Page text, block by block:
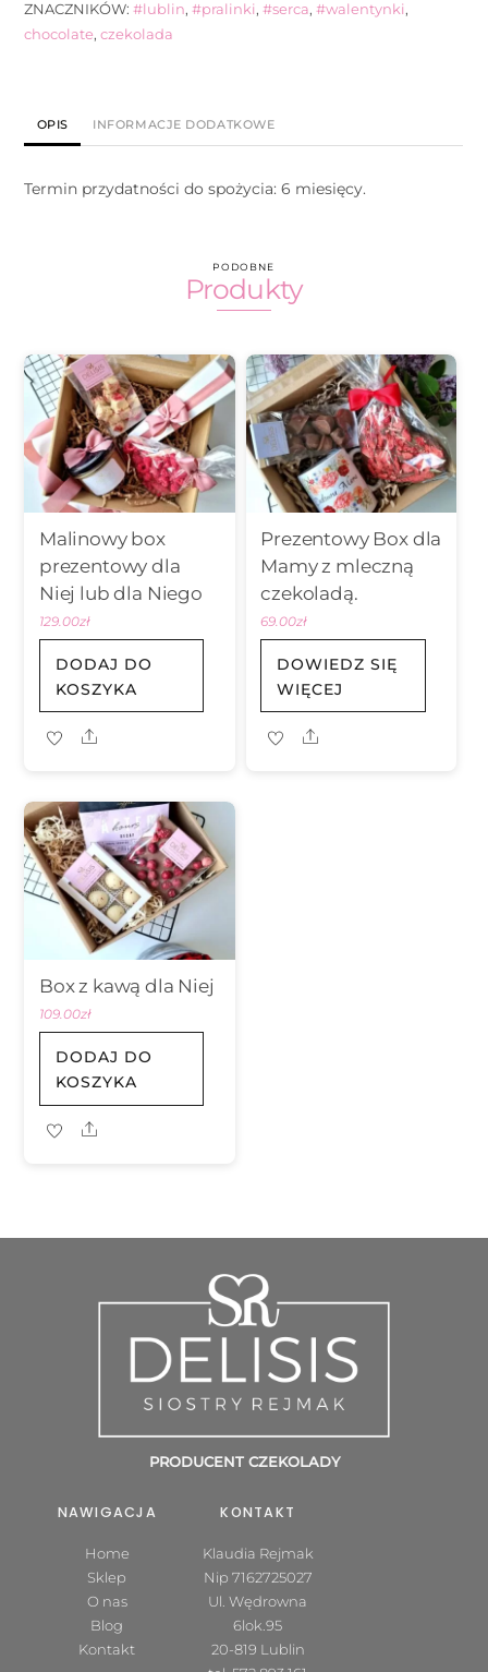
ZNACZNIKÓW:#lublin,#pralinki,#serca,#walentynki,
chocolate,czekolada
OPIS INFORMACJE DODATKOWE
Termin przydatności do spożycia: 6 miesięcy.
PODOBNE
Produkty
Malinowy box
prezentowy dla
Niej lub dla Niego
129.00zł
DODAJ DO
KOSZYKA
Share
Prezentowy Box dla
Mamy z mleczną
czekoladą.
69.00zł
DOWIEDZ SIĘ
WIĘCEJ
Share
Box z kawą dla Niej
109.00zł
DODAJ DO
KOSZYKA
Share
PRODUCENT CZEKOLADY
NAWIGACJA
Home
Sklep
O nas
Blog
Kontakt
KONTAKT
Klaudia Rejmak
Nip 7162725027
Ul. Wędrowna
6lok.95
20-819 Lublin